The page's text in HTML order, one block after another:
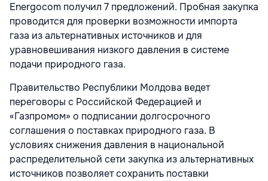
Energocom получил 7 предложений. Пробная закупка
проводится для проверки возможности импорта
газа из альтернативных источников и для
уравновешивания низкого давления в системе
подачи природного газа.
Правительство Республики Молдова ведет
переговоры с Российской Федерацией и
«Газпромом» о подписании долгосрочного
соглашения о поставках природного газа. В
условиях снижения давления в национальной
распределительной сети закупка из альтернативных
источников позволяет сохранить поставки